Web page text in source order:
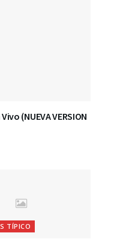
(NUEVA VERSION
TÍPICO